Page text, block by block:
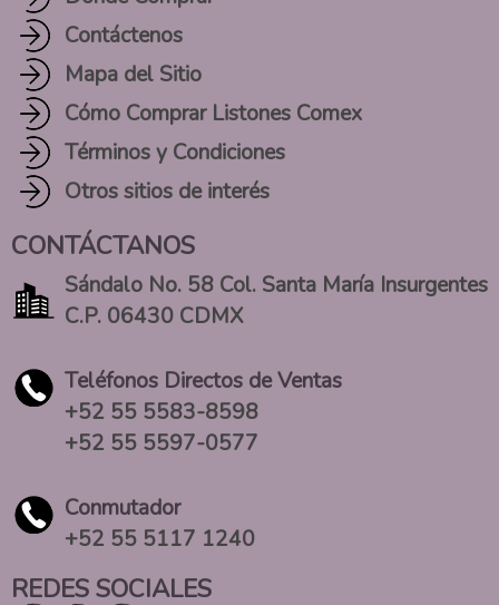
Contáctenos
Mapa del Sitio
Cómo Comprar Listones Comex
Términos y Condiciones
Otros sitios de interés
CONTÁCTANOS
Sándalo No. 58 Col. Santa María Insurgentes
C.P. 06430 CDMX
Teléfonos Directos de Ventas
+52 55 5583-8598
+52 55 5597-0577
Conmutador
+52 55 5117 1240
REDES SOCIALES